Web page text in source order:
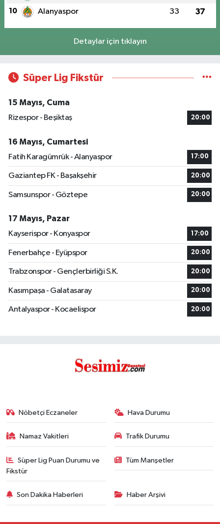
10 Alanyaspor 33 37
Detaylar için tıklayın
Süper Lig Fikstür
15 Mayıs, Cuma
Rizespor - Beşiktaş
20:00
16 Mayıs, Cumartesi
Fatih Karagümrük - Alanyaspor
17:00
Gaziantep FK - Başakşehir 20:00
Samsunspor - Göztepe 20:00
17 Mayıs, Pazar
Kayserispor - Konyaspor
17:00
Fenerbahçe - Eyüpspor 20:00
Trabzonspor - Gençlerbirliği S.K. 20:00
Kasımpaşa - Galatasaray 20:00
Antalyaspor - Kocaelispor 20:00
Nöbetçi Eczaneler Hava Durumu
Namaz Vakitleri Trafik Durumu
Süper Lig Puan Durumu ve
Fikstür
Tüm Manşetler
Son Dakika Haberleri Haber Arşivi